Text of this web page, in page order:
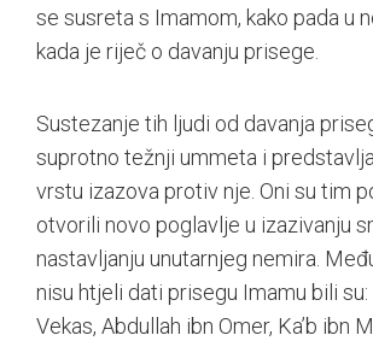
se susreta s Imamom, kako pada u
kada je riječ o davanju prisege.
Sustezanje tih ljudi od davanja
suprotno težnji ummeta i
vrstu izazova protiv nje. Oni su tim
otvorili novo poglavlje u izazivanju
nastavljanju unutarnjeg nemira.
nisu htjeli dati prisegu Imamu bili su:
Vekas, Abdullah ibn Omer, Kaʼb ibn